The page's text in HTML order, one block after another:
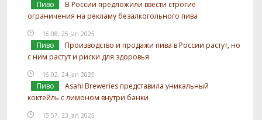
Пиво
В России предложили ввести строгие
ограничения на рекламу безалкогольного пива
16:08, 25 Jan 2025
Пиво
Производство и продажи пива в России растут, но
с ним растут и риски для здоровья
16:02, 24 Jan 2025
Пиво
Asahi Breweries представила уникальный
коктейль с лимоном внутри банки
15:57, 23 Jan 2025